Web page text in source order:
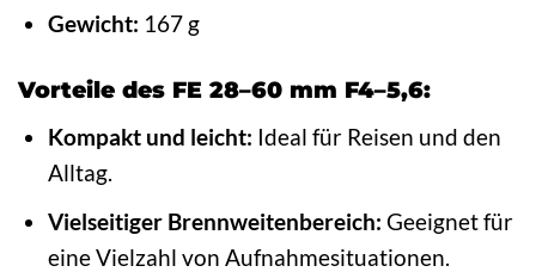
Gewicht: 167 g
Vorteile des FE 28–60 mm F4–5,6:
Kompakt und leicht: Ideal für Reisen und den
Alltag.
Vielseitiger Brennweitenbereich: Geeignet für
eine Vielzahl von Aufnahmesituationen.